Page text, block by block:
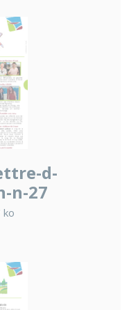
d-
n-27
ko